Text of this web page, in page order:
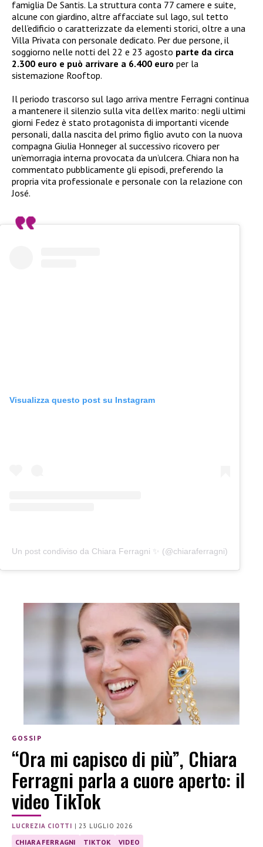
famiglia De Santis. La struttura conta 77 camere e suite,
alcune con giardino, altre affacciate sul lago, sul tetto
dell’edificio o caratterizzate da elementi storici, oltre a una
Villa Privata con personale dedicato. Per due persone, il
soggiorno nelle notti del 22 e 23 agosto parte da circa
2.300 euro e può arrivare a 6.400 euro per la
sistemazione Rooftop.
Il periodo trascorso sul lago arriva mentre Ferragni continua
a mantenere il silenzio sulla vita dell’ex marito: negli ultimi
giorni Fedez è stato protagonista di importanti vicende
personali, dalla nascita del primo figlio avuto con la nuova
compagna Giulia Honneger al successivo ricovero per
un’emorragia interna provocata da un’ulcera. Chiara non ha
commentato pubblicamente gli episodi, preferendo la
propria vita professionale e personale con la relazione con
José.
Visualizza questo post su Instagram
Un post condiviso da Chiara Ferragni ✨ (@chiaraferragni)
GOSSIP
“Ora mi capisco di più”, Chiara
Ferragni parla a cuore aperto: il
video TikTok
LUCREZIA CIOTTI |23 LUGLIO 2026
CHIARA FERRAGNI TIKTOK VIDEO